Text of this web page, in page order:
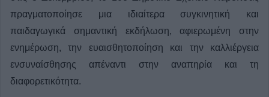
πραγματοποίησε μια ιδιαίτερα συγκινητική και
παιδαγωγικά σημαντική εκδήλωση, αφιερωμένη στην
ενημέρωση, την ευαισθητοποίηση και την καλλιέργεια
ενσυναίσθησης απέναντι στην αναπηρία και τη
διαφορετικότητα.